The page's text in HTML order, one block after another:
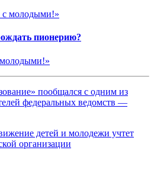
пионерию?
пообщался с одним из
федеральных ведомств —